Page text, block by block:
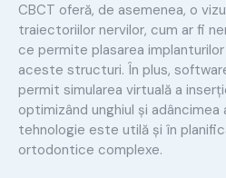
CBCT oferă, de asemenea, o
traiectoriilor nervilor, cum ar fi
ce permite plasarea
aceste structuri. În plus,
permit simularea virtuală a
optimizând unghiul și
tehnologie este utilă și în
ortodontice complexe.